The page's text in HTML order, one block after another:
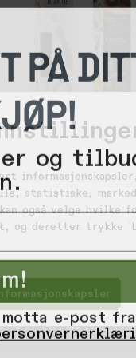
Original ProPacks 6
statistiske,
også velge hvilke
og deretter trykke
PÅ
og
motta e-post